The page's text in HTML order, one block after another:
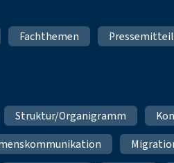
Fachthemen
Struktur/Organigramm